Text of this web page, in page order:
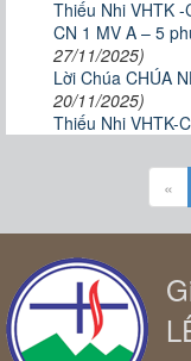
Thiếu Nhi VHTK
CN 1 MV A – 5
27/11/2025)
Lời Chúa CHÚA
20/11/2025)
Thiếu Nhi VHTK-
«